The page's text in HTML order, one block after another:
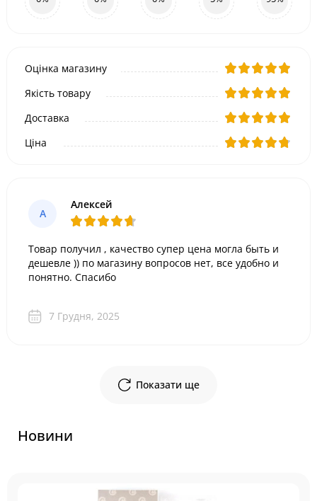
Оцінка магазину
Якість товару
Доставка
Ціна
А
Алексей
Товар получил , качество супер цена могла быть и
дешевле )) по магазину вопросов нет, все удобно и
понятно. Спасибо
7 Грудня, 2025
Показати ще
Новини